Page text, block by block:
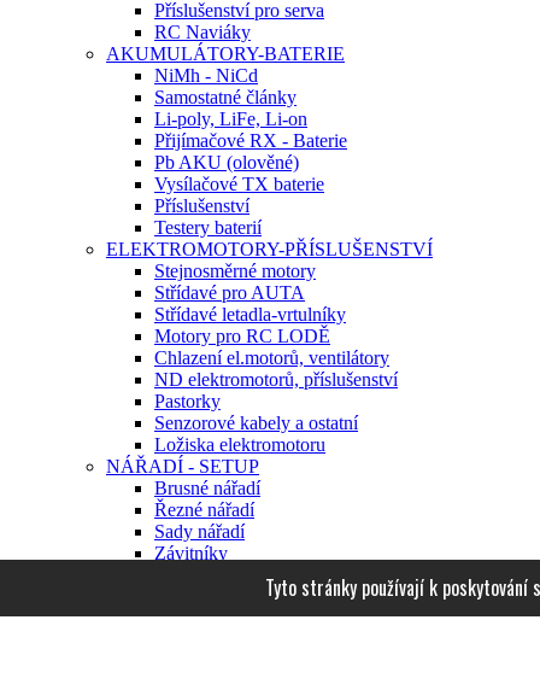
Příslušenství pro serva
RC Naviáky
AKUMULÁTORY-BATERIE
NiMh - NiCd
Samostatné články
Li-poly, LiFe, Li-on
Přijímačové RX - Baterie
Pb AKU (olověné)
Vysílačové TX baterie
Příslušenství
Testery baterií
ELEKTROMOTORY-PŘÍSLUŠENSTVÍ
Stejnosměrné motory
Střídavé pro AUTA
Střídavé letadla-vrtulníky
Motory pro RC LODĚ
Chlazení el.motorů, ventilátory
ND elektromotorů, příslušenství
Pastorky
Senzorové kabely a ostatní
Ložiska elektromotoru
NÁŘADÍ - SETUP
Brusné nářadí
Řezné nářadí
Sady nářadí
Závitníky
Imbusové klíče
Nástrčkové klíče
TORX klíče
Tyto stránky používají k